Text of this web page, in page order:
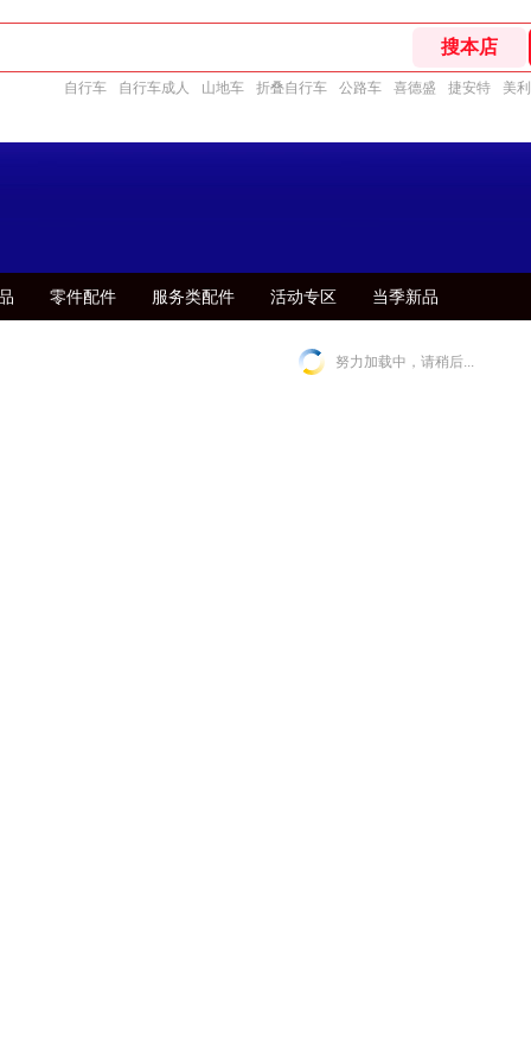
自行车 自行车成人 山地车 折叠自行车 公路车 喜德盛 捷安特 美
零件配件 服务类配件 活动专区 当季新品
努力加载中，请稍后...